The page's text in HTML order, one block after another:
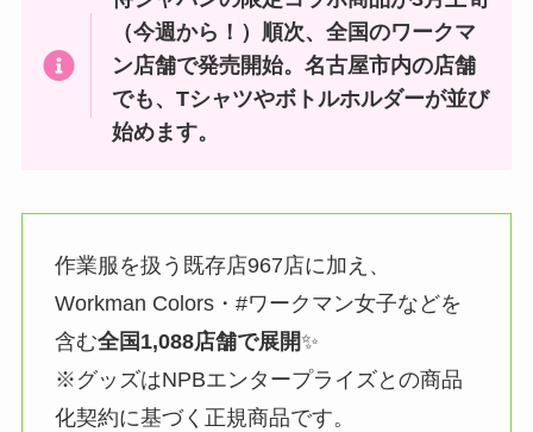
（今週から！）順次、全国のワークマ
ン店舗で発売開始。名古屋市内の店舗
でも、Tシャツやボトルホルダーが並び
始めます。
作業服を扱う既存店967店に加え、
Workman Colors・#ワークマン女子などを
含む全国1,088店舗で展開✨
※グッズはNPBエンタープライズとの商品
化契約に基づく正規商品です。